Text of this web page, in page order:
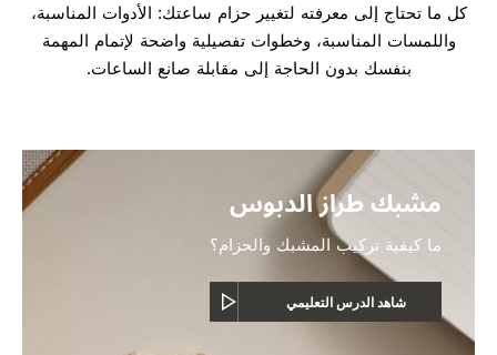
كل ما تحتاج إلى معرفته لتغيير حزام ساعتك: الأدوات المناسبة،
واللمسات المناسبة، وخطوات تفصيلية واضحة لإتمام المهمة
بنفسك بدون الحاجة إلى مقابلة صانع الساعات.
مشبك طراز الدبوس
ما كيفية تركيب المشبك والحزام؟
شاهد الدرس التعليمي